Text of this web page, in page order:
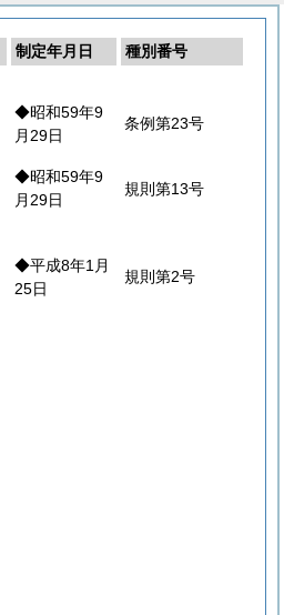
制定年月日
種別番号
◆昭和59年9
月29日
条例第23号
◆昭和59年9
月29日
規則第13号
◆平成8年1月
25日
規則第2号